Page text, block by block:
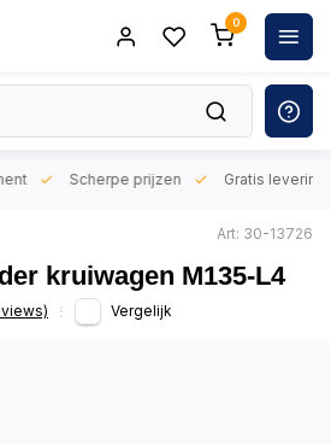
0
Scherpe prijzen Gratis levering
Art: 30-13726
kruiwagen M135-L4
Vergelijk